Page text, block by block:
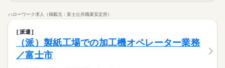
ハローワーク求人（掲載元：富士公共職業安定所）
派遣
（派）製紙工場での加工機オペレーター業務
／富士市